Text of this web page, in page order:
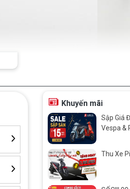
Khuyến mãi
Sập Giá
Vespa &
Thu Xe